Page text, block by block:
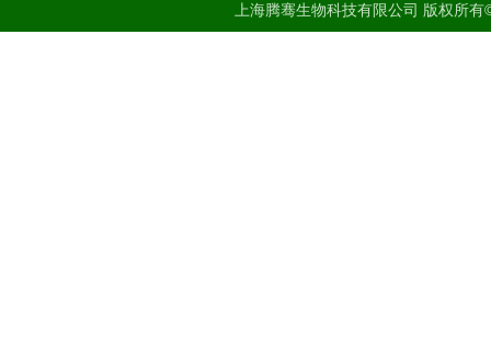
上海腾骞生物科技有限公司 版权所